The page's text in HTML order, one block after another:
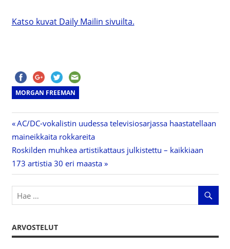
Katso kuvat Daily Mailin sivuilta.
MORGAN FREEMAN
Artikkelien
selaus
Previous
Post:
AC/DC-vokalistin uudessa televisiosarjassa haastatellaan
maineikkaita rokkareita
Next
Post:
Roskilden muhkea artistikattaus julkistettu – kaikkiaan
173 artistia 30 eri maasta
ARVOSTELUT